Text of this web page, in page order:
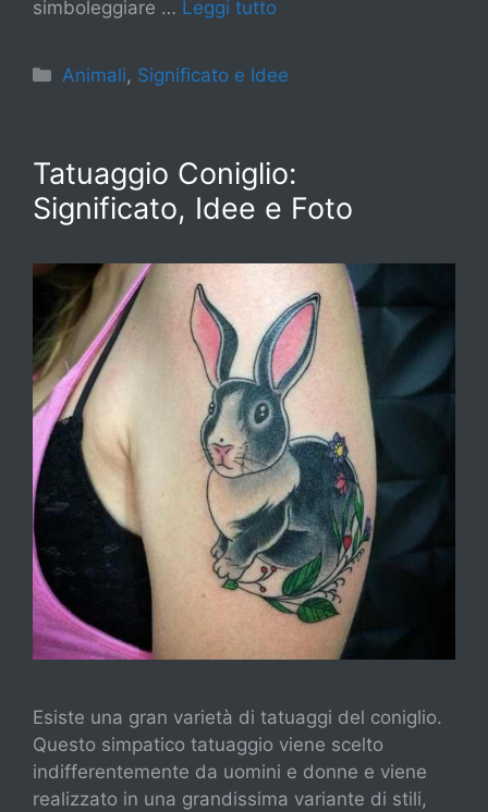
simboleggiare … Leggi tutto
Categorie
Animali, Significato e Idee
Tatuaggio Coniglio:
Significato, Idee e Foto
Esiste una gran varietà di tatuaggi del coniglio.
Questo simpatico tatuaggio viene scelto
indifferentemente da uomini e donne e viene
realizzato in una grandissima variante di stili,